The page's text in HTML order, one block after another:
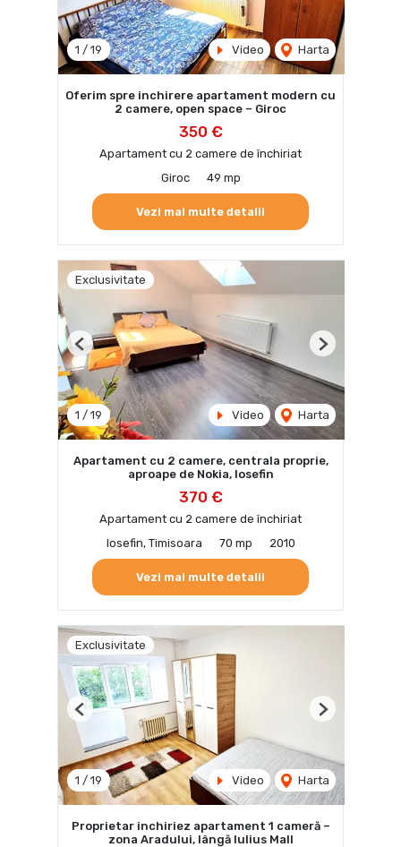
1 / 19 Video Harta
Oferim spre inchirere apartament modern cu
2 camere, open space – Giroc
350 €
Apartament cu 2 camere de închiriat
Giroc
49 mp
Vezi mai multe detalii
Exclusivitate
1 / 19 Video Harta
Previous Next
Apartament cu 2 camere, centrala proprie,
aproape de Nokia, Iosefin
370 €
Apartament cu 2 camere de închiriat
Iosefin, Timisoara
70 mp 2010
Vezi mai multe detalii
Exclusivitate
1 / 19 Video Harta
Previous Next
Proprietar inchiriez apartament 1 cameră –
zona Aradului, lângă Iulius Mall